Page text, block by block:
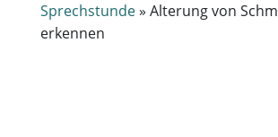
Sprechstunde» Alterung von
erkennen